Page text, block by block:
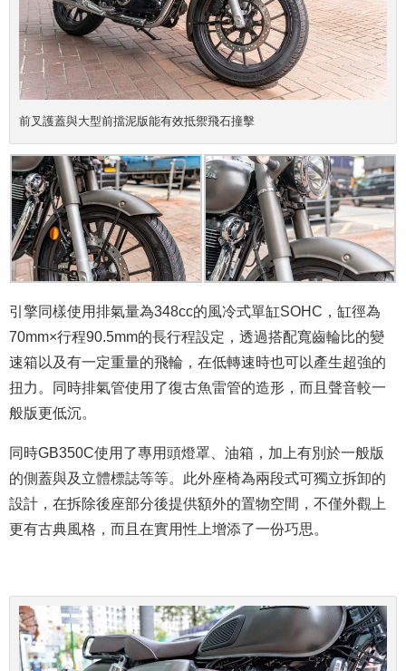
前叉護蓋與大型前擋泥版能有效抵禦飛石撞擊
引擎同樣使用排氣量為348cc的風冷式單缸SOHC，缸徑為
70mm×行程90.5mm的長行程設定，透過搭配寬齒輪比的變
速箱以及有一定重量的飛輪，在低轉速時也可以產生超強的
扭力。同時排氣管使用了復古魚雷管的造形，而且聲音較一
般版更低沉。
同時GB350C使用了專用頭燈罩、油箱，加上有別於一般版
的側蓋與及立體標誌等等。此外座椅為兩段式可獨立拆卸的
設計，在拆除後座部分後提供額外的置物空間，不僅外觀上
更有古典風格，而且在實用性上增添了一份巧思。